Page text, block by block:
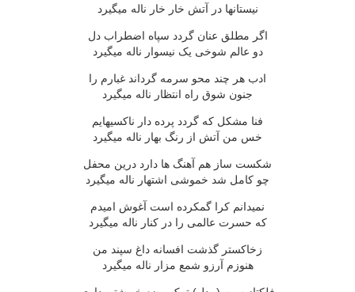
نيستانها در آتش خار خار ناله ميگيرد
اگر مطلق عنان گردد سپاه اضطراب دل
دو عالم شوخى يک نيسوار ناله ميگيرد
ادب هر چند محو سرمه گرداند غبارم را
جنون شوق راه انتظار ناله ميگيرد
فنا مشکل که گردد پرده دار ناکسيهايم
خس من آتش از رنگ بهار ناله ميگيرد
شکست ساز هم آهنگ ها دارد درين محفل
چو کامل شد خموشى اشتهار ناله ميگيرد
نميدانم کرا گمکرده است آغوش اميدم
که حسرت عالمى را در کنار ناله ميگيرد
زخاکستر گذشت افسانه داغ سپند من
هنوزم آرزو شمع مزار ناله ميگيرد